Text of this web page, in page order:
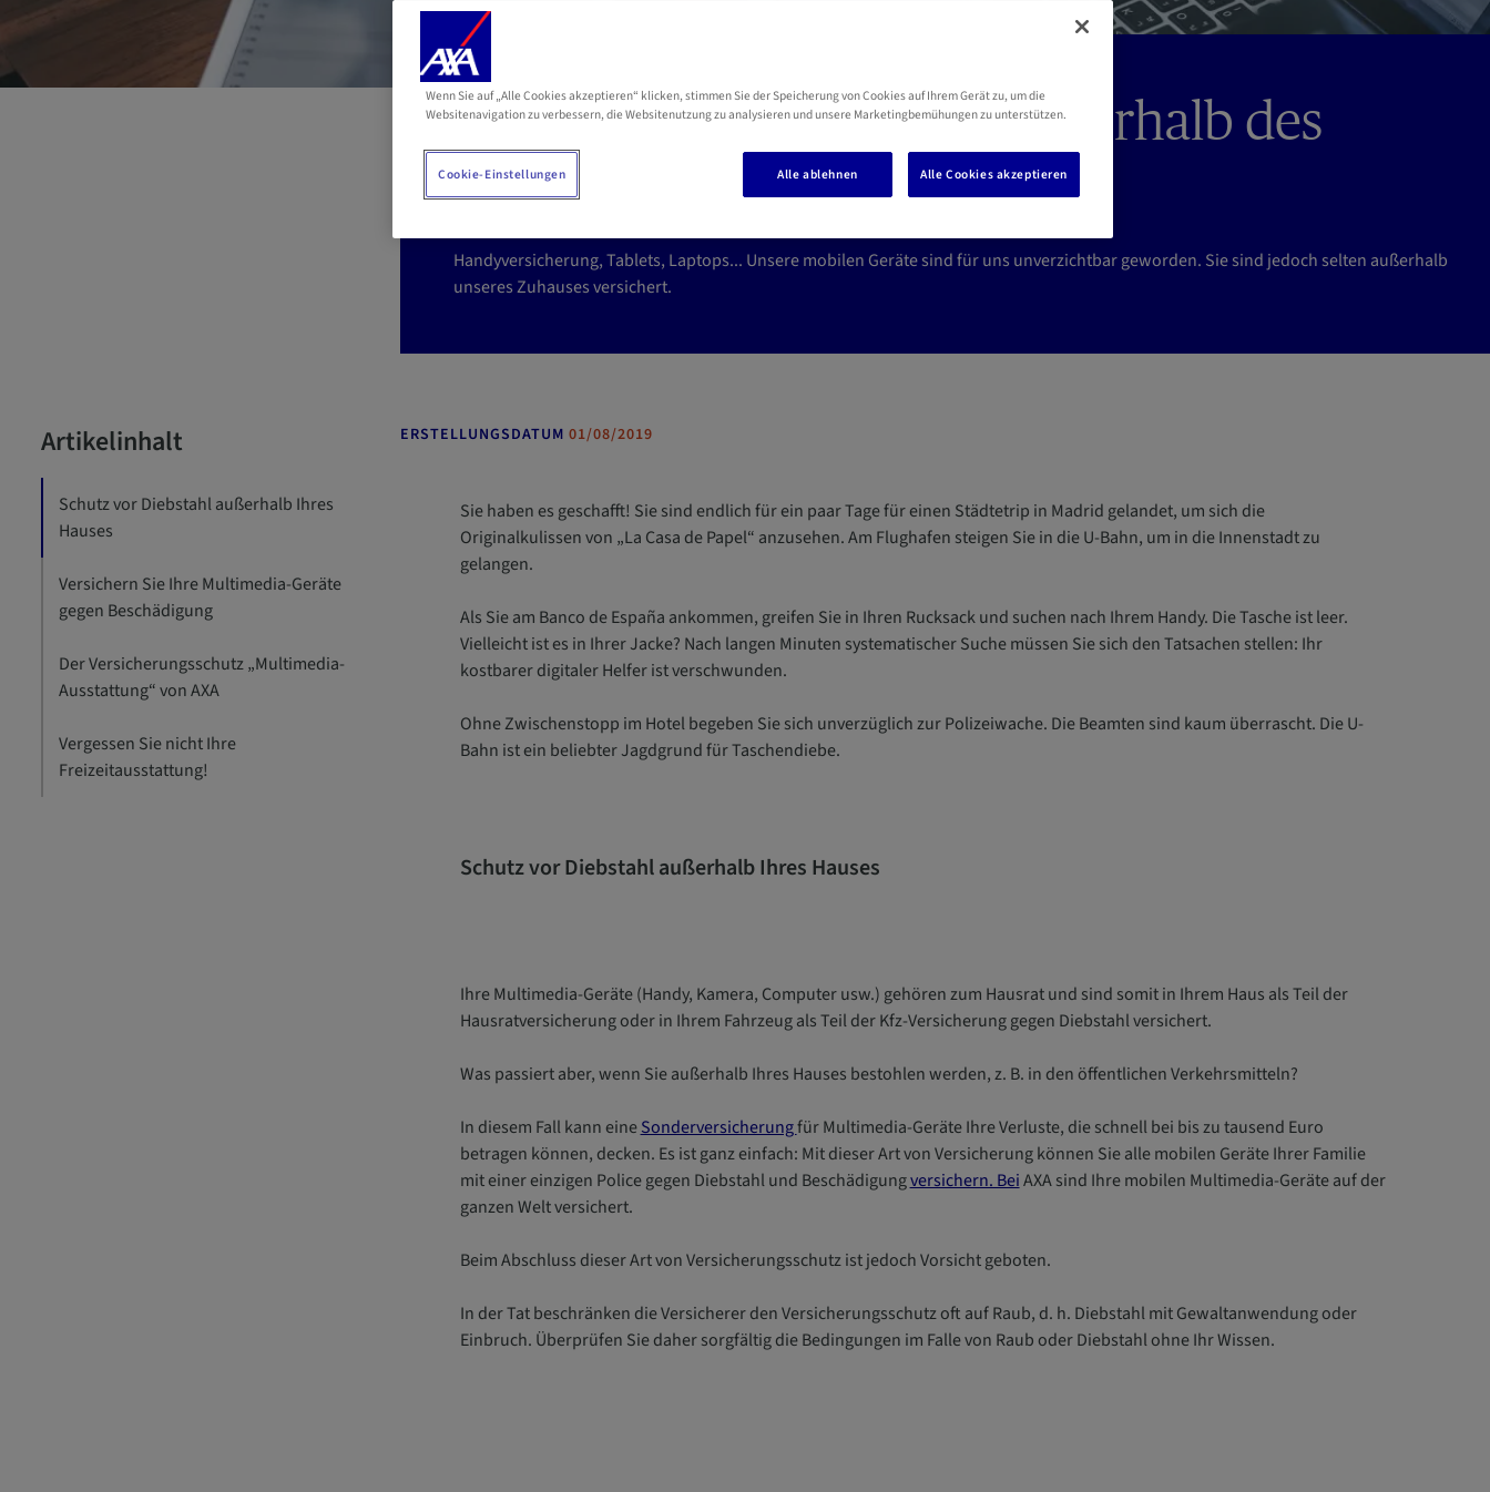
Versichern von Geräten außerhalb des
Hauses
Handyversicherung, Tablets, Laptops... Unsere mobilen Geräte sind für uns unverzichtbar geworden. Sie sind jedoch selten außerhalb
unseres Zuhauses versichert.
Artikelinhalt
Schutz vor Diebstahl außerhalb Ihres
Hauses
Versichern Sie Ihre Multimedia-Geräte
gegen Beschädigung
Der Versicherungsschutz „Multimedia-
Ausstattung“ von AXA
Vergessen Sie nicht Ihre
Freizeitausstattung!
ERSTELLUNGSDATUM 01/08/2019
Sie haben es geschafft! Sie sind endlich für ein paar Tage für einen Städtetrip in Madrid gelandet, um sich die
Originalkulissen von „La Casa de Papel“ anzusehen. Am Flughafen steigen Sie in die U-Bahn, um in die Innenstadt zu
gelangen.
Als Sie am Banco de España ankommen, greifen Sie in Ihren Rucksack und suchen nach Ihrem Handy. Die Tasche ist leer.
Vielleicht ist es in Ihrer Jacke? Nach langen Minuten systematischer Suche müssen Sie sich den Tatsachen stellen: Ihr
kostbarer digitaler Helfer ist verschwunden.
Ohne Zwischenstopp im Hotel begeben Sie sich unverzüglich zur Polizeiwache. Die Beamten sind kaum überrascht. Die U-
Bahn ist ein beliebter Jagdgrund für Taschendiebe.
Schutz vor Diebstahl außerhalb Ihres Hauses
Ihre Multimedia-Geräte (Handy, Kamera, Computer usw.) gehören zum Hausrat und sind somit in Ihrem Haus als Teil der
Hausratversicherung oder in Ihrem Fahrzeug als Teil der Kfz-Versicherung gegen Diebstahl versichert.
Was passiert aber, wenn Sie außerhalb Ihres Hauses bestohlen werden, z. B. in den öffentlichen Verkehrsmitteln?
In diesem Fall kann eineSonderversicherungfür Multimedia-Geräte Ihre Verluste, die schnell bei bis zu tausend Euro
betragen können, decken. Es ist ganz einfach: Mit dieser Art von Versicherung können Sie alle mobilen Geräte Ihrer Familie
mit einer einzigen Police gegen Diebstahl und Beschädigungversichern. BeiAXA sind Ihre mobilen Multimedia-Geräte auf der
ganzen Welt versichert.
Beim Abschluss dieser Art von Versicherungsschutz ist jedoch Vorsicht geboten.
In der Tat beschränken die Versicherer den Versicherungsschutz oft auf Raub, d. h. Diebstahl mit Gewaltanwendung oder
Einbruch. Überprüfen Sie daher sorgfältig die Bedingungen im Falle von Raub oder Diebstahl ohne Ihr Wissen.
Wenn Sie auf „Alle Cookies akzeptieren“ klicken, stimmen Sie der Speicherung von Cookies auf Ihrem Gerät zu, um die
Websitenavigation zu verbessern, die Websitenutzung zu analysieren und unsere Marketingbemühungen zu unterstützen.
Alle ablehnen Alle Cookies akzeptieren
Cookie-Einstellungen